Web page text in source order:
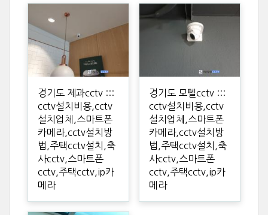
경기도 제과cctv :::
cctv설치비용,cctv
설치업체,스마트폰
카메라,cctv설치방
법,주택cctv설치,축
사cctv,스마트폰
cctv,주택cctv,ip카
메라
경기도 모텔cctv :::
cctv설치비용,cctv
설치업체,스마트폰
카메라,cctv설치방
법,주택cctv설치,축
사cctv,스마트폰
cctv,주택cctv,ip카
메라